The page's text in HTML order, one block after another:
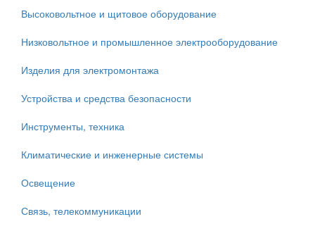
Высоковольтное и щитовое оборудование
Низковольтное и промышленное электрооборудование
Изделия для электромонтажа
Устройства и средства безопасности
Инструменты, техника
Климатические и инженерные системы
Освещение
Связь, телекоммуникации